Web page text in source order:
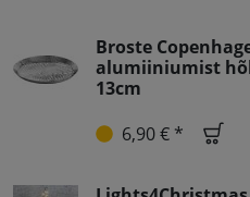
Broste
alumiiniumist
13cm
6,90 € *